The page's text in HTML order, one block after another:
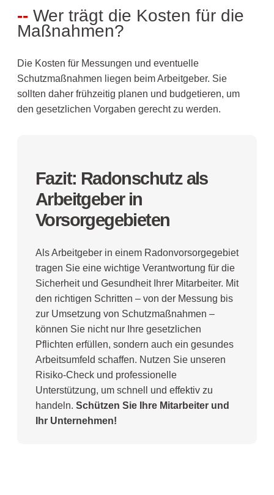
Wer trägt die Kosten für die
Maßnahmen?
Die Kosten für Messungen und eventuelle
Schutzmaßnahmen liegen beim Arbeitgeber. Sie
sollten daher frühzeitig planen und budgetieren, um
den gesetzlichen Vorgaben gerecht zu werden.
Fazit: Radonschutz als
Arbeitgeber in
Vorsorgegebieten
Als Arbeitgeber in einem Radonvorsorgegebiet
tragen Sie eine wichtige Verantwortung für die
Sicherheit und Gesundheit Ihrer Mitarbeiter. Mit
den richtigen Schritten – von der Messung bis
zur Umsetzung von Schutzmaßnahmen –
können Sie nicht nur Ihre gesetzlichen
Pflichten erfüllen, sondern auch ein gesundes
Arbeitsumfeld schaffen. Nutzen Sie unseren
Risiko-Check und professionelle
Unterstützung, um schnell und effektiv zu
handeln. Schützen Sie Ihre Mitarbeiter und
Ihr Unternehmen!